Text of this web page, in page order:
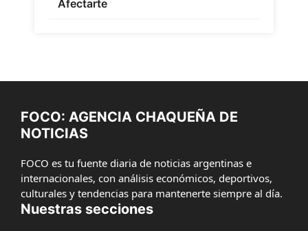
Afectarte
FOCO: AGENCIA CHAQUEÑA DE
NOTICIAS
FOCO es tu fuente diaria de noticias argentinas e
internacionales, con análisis económicos, deportivos,
culturales y tendencias para mantenerte siempre al día.
Nuestras secciones